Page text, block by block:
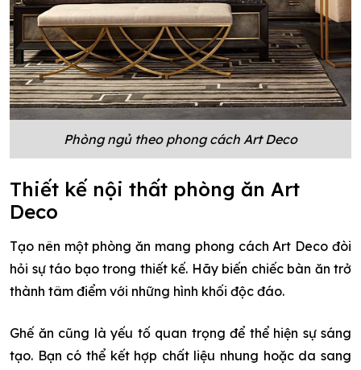
Phòng ngủ theo phong cách Art Deco
Thiết kế nội thất phòng ăn Art
Deco
Tạo nên một phòng ăn mang phong cách Art Deco đòi
hỏi sự táo bạo trong thiết kế. Hãy biến chiếc bàn ăn trở
thành tâm điểm với những hình khối độc đáo.
Ghế ăn cũng là yếu tố quan trọng để thể hiện sự sáng
tạo. Bạn có thể kết hợp chất liệu nhung hoặc da sang